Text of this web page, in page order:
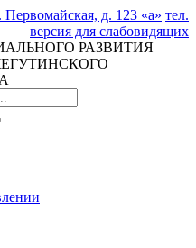
д. 123 «а» тел.
версия для слабовидящих
РАЗВИТИЯ